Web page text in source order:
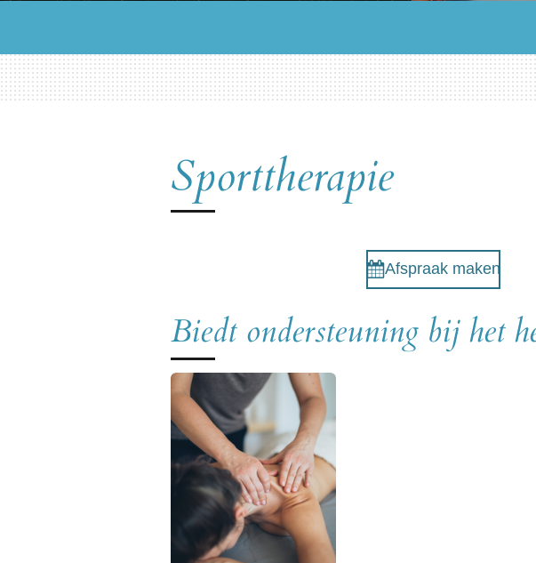
Sporttherapie
Afspraak maken
Biedt ondersteuning bij het